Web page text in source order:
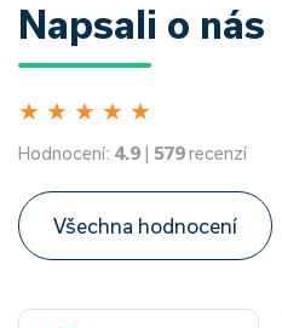
Napsali o nás
★ ★ ★ ★ ★
Hodnocení: 4.9 | 579recenzí
Všechna hodnocení